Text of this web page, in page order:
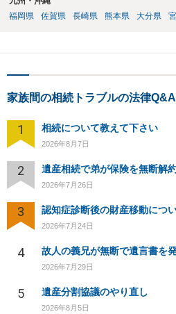
福岡県
佐賀県 長崎県 熊本県 大分県
家族間の相続トラブルの法律
1 相続について教えて下さい
2026年8月7日
2 遺産相続で弟が保険を無断解
2026年7月26日
3 認知症診断後の財産移動につ
2026年7月24日
4 故人の義兄が無断で遺言書を
2026年7月29日
5 遺産分割協議のやり直し
2026年8月5日